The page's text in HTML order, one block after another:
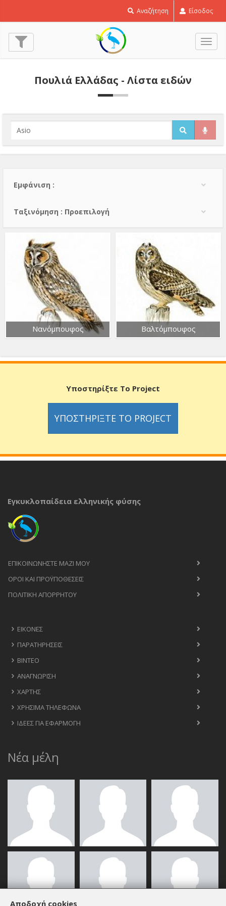
Αναζήτηση Είσοδος
Πουλιά Ελλάδας - Λίστα ειδών
Εμφάνιση :
Тαξινόμηση : Προεπιλογή
Νανόμπουφος Βαλτόμπουφος
Υποστηρίξτε Το Project
ΥΠΟΣΤΗΡΊΞΤΕ ΤΟ PROJECT
Εγκυκλοπαίδεια ελληνικής φύσης
ΕΠΙΚΟΙΝΩΝΉΣΤΕ ΜΑΖΊ ΜΟΥ
ΟΡΟΙ ΚΑΙ ΠΡΟΫΠΟΘΈΣΕΙΣ
ΠΟΛΙΤΙΚΉ ΑΠΟΡΡΉΤΟΥ
ΕΙΚΌΝΕΣ
ΠΑΡΑΤΗΡΉΣΕΙΣ
ΒΊΝΤΕΟ
ΑΝΑΓΝΏΡΙΣΗ
ΧΆΡΤΗΣ
ΧΡΉΣΙΜΑ ΤΗΛΈΦΩΝΑ
ΙΔΈΕΣ ΓΙΑ ΕΦΑΡΜΟΓΉ
Νέα μέλη
Αποδοχή cookies